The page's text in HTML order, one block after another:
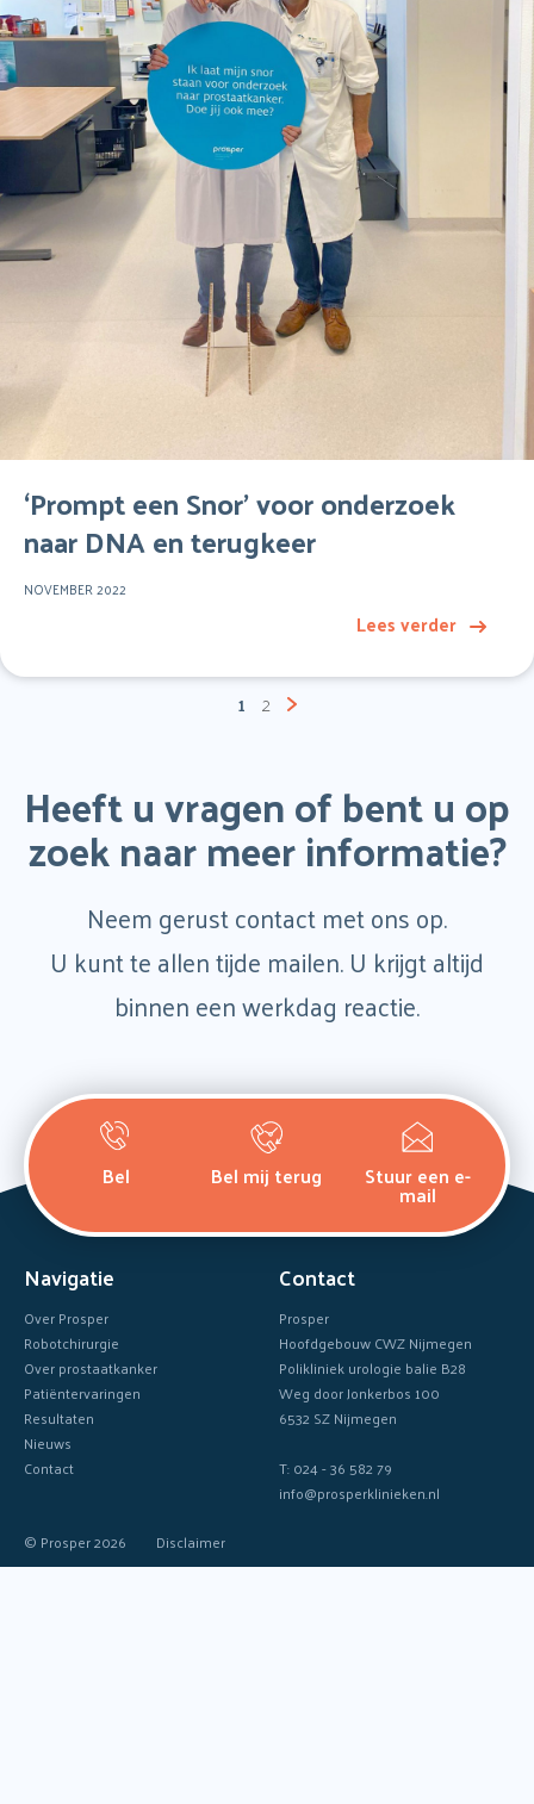
‘Prompt een Snor’ voor onderzoek
naar DNA en terugkeer
NOVEMBER 2022
Lees verder
1 2
Heeft u vragen of bent u op
zoek naar meer informatie?
Neem gerust contact met ons op.
U kunt te allen tijde mailen. U krijgt altijd
binnen een werkdag reactie.
Bel Bel mij terug Stuur een e-
mail
Navigatie
Over Prosper
Robotchirurgie
Over prostaatkanker
Patiëntervaringen
Resultaten
Nieuws
Contact
Contact
Prosper
Hoofdgebouw CWZ Nijmegen
Polikliniek urologie balie B28
Weg door Jonkerbos 100
6532 SZ Nijmegen
T: 024 - 36 582 79
info@prosperklinieken.nl
© Prosper 2026
Disclaimer